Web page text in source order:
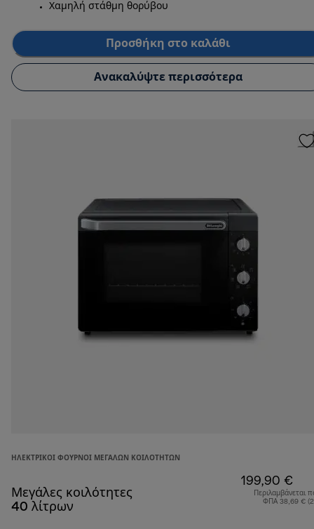
Χαμηλή στάθμη θορύβου
Προσθήκη στο καλάθι
Ανακαλύψτε περισσότερα
ΗΛΕΚΤΡΙΚΟΊ ΦΟΎΡΝΟΙ ΜΕΓΆΛΩΝ ΚΟΙΛΟΤΉΤΩΝ
Μεγάλες κοιλότητες
40 λίτρων
199,90 €
Περιλαμβάνεται
ΦΠΑ 38,69 €